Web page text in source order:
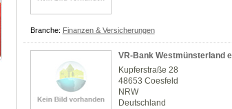
Branche: Finanzen & Versicherungen
VR-Bank Westmünsterland
Kupferstraße 28
48653 Coesfeld
NRW
Deutschland